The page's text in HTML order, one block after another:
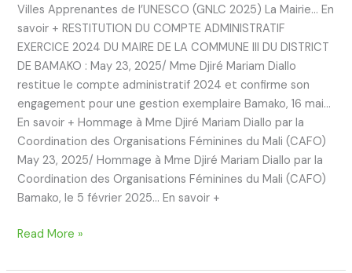
Villes Apprenantes de l’UNESCO (GNLC 2025) La Mairie… En
savoir + RESTITUTION DU COMPTE ADMINISTRATIF
EXERCICE 2024 DU MAIRE DE LA COMMUNE III DU DISTRICT
DE BAMAKO : May 23, 2025/ Mme Djiré Mariam Diallo
restitue le compte administratif 2024 et confirme son
engagement pour une gestion exemplaire Bamako, 16 mai…
En savoir + Hommage à Mme Djiré Mariam Diallo par la
Coordination des Organisations Féminines du Mali (CAFO)
May 23, 2025/ Hommage à Mme Djiré Mariam Diallo par la
Coordination des Organisations Féminines du Mali (CAFO)
Bamako, le 5 février 2025… En savoir +
Read More »